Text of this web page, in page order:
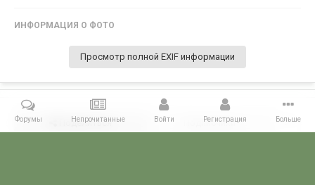
ИНФОРМАЦИЯ О ФОТО
Просмотр полной EXIF информации
Поделиться Подписчики 0
Форумы Непрочитанные Войти Регистрация Больше